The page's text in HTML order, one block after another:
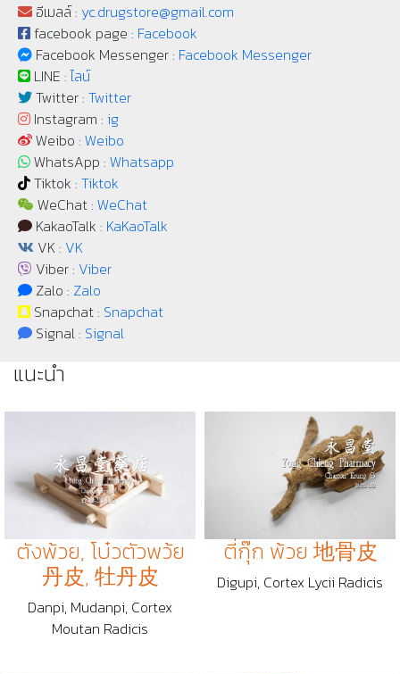
อีเมลล์ : yc.drugstore@gmail.com
facebook page : Facebook
Facebook Messenger : Facebook Messenger
LINE :ไลน์
Twitter : Twitter
Instagram : ig
Weibo : Weibo
WhatsApp : Whatsapp
Tiktok : Tiktok
WeChat : WeChat
KakaoTalk : KaKaoTalk
VK : VK
Viber : Viber
Zalo : Zalo
Snapchat : Snapchat
Signal : Signal
แนะนำ
ตังพ้วย, โบ๋วตัวพว้ย
丹皮, 牡丹皮
Danpi, Mudanpi, Cortex
Moutan Radicis
ตี่กุ๊ก พ้วย 地骨皮
Digupi, Cortex Lycii Radicis